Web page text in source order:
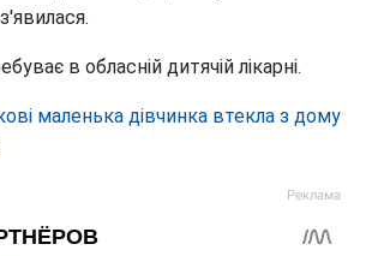
в обласній дитячій лікарні.
маленька дівчинка втекла з дому